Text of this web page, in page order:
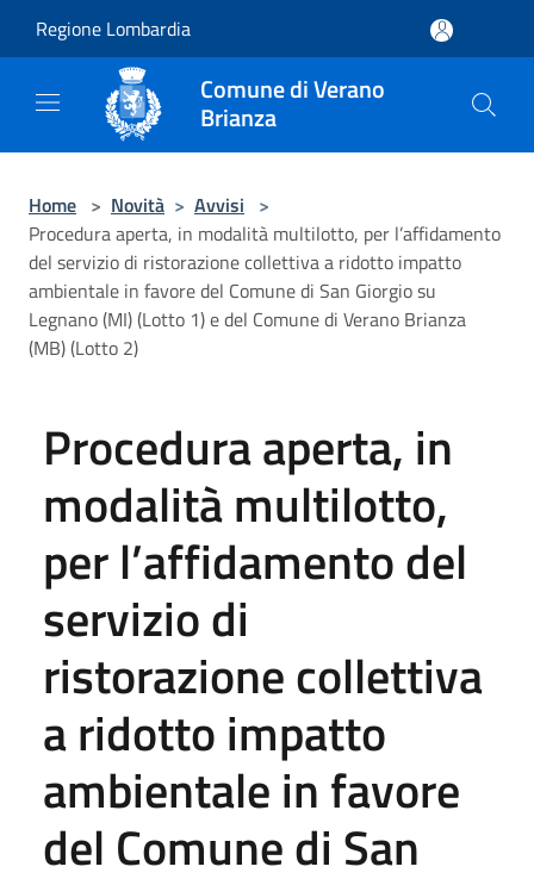
Regione Lombardia
Comune di Verano
Brianza
Home > Novità > Avvisi >
Procedura aperta, in modalità multilotto, per l’affidamento
del servizio di ristorazione collettiva a ridotto impatto
ambientale in favore del Comune di San Giorgio su
Legnano (MI) (Lotto 1) e del Comune di Verano Brianza
(MB) (Lotto 2)
Procedura aperta, in
modalità multilotto,
per l’affidamento del
servizio di
ristorazione collettiva
a ridotto impatto
ambientale in favore
del Comune di San